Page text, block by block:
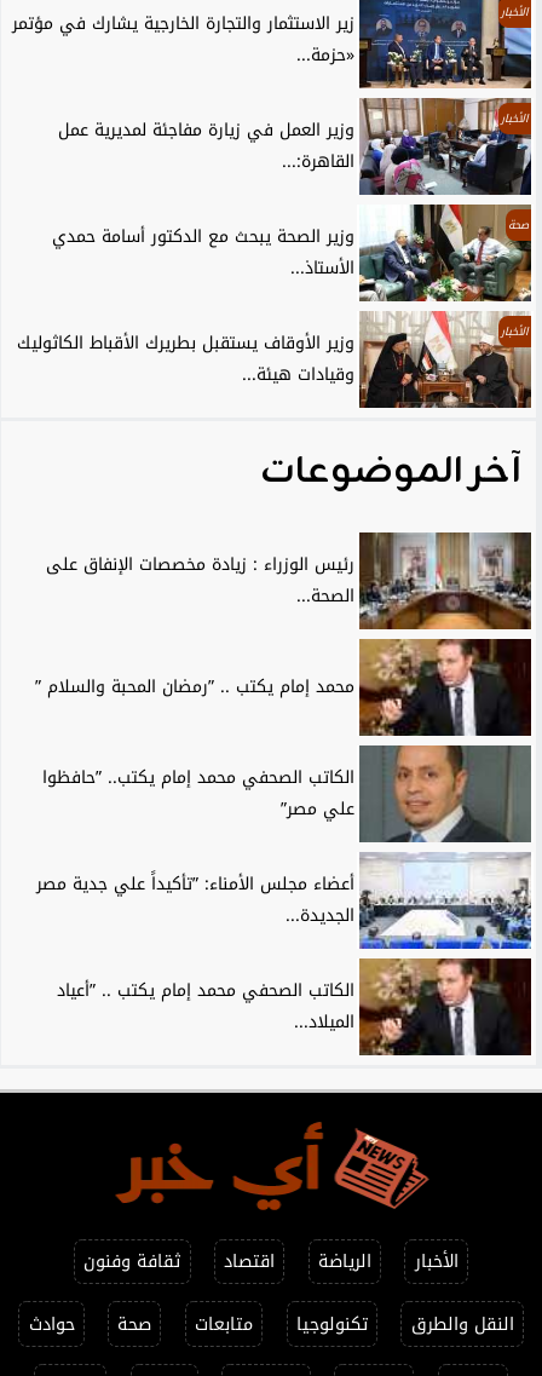
الأخبار
زير الاستثمار والتجارة الخارجية يشارك في مؤتمر
«حزمة...
الأخبار
وزير العمل في زيارة مفاجئة لمديرية عمل
القاهرة:...
صحة
وزير الصحة يبحث مع الدكتور أسامة حمدي
الأستاذ...
الأخبار
وزير الأوقاف يستقبل بطريرك الأقباط الكاثوليك
وقيادات هيئة...
آخر الموضوعات
رئيس الوزراء : زيادة مخصصات الإنفاق على
الصحة...
محمد إمام يكتب .. ”رمضان المحبة والسلام ”
الكاتب الصحفي محمد إمام يكتب.. ”حافظوا
علي مصر”
أعضاء مجلس الأمناء: ”تأكيداً علي جدية مصر
الجديدة...
الكاتب الصحفي محمد إمام يكتب .. ”أعياد
الميلاد...
الأخبار الرياضة اقتصاد
ثقافة وفنون
النقل والطرق
تكنولوجيا متابعات صحة
حوادث